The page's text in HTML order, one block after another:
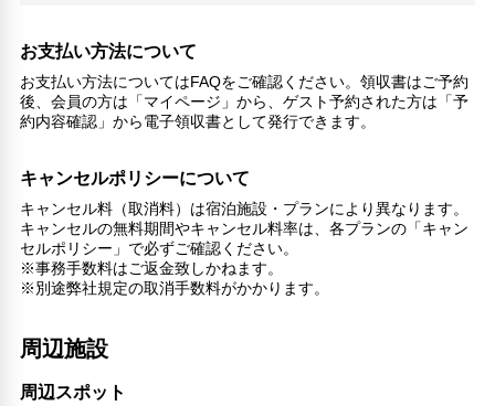
お支払い方法について
お支払い方法についてはFAQをご確認ください。領収書はご予約
後、会員の方は「マイページ」から、ゲスト予約された方は「予
約内容確認」から電子領収書として発行できます。
キャンセルポリシーについて
キャンセル料（取消料）は宿泊施設・プランにより異なります。
キャンセルの無料期間やキャンセル料率は、各プランの「キャン
セルポリシー」で必ずご確認ください。
※事務手数料はご返金致しかねます。
※別途弊社規定の取消手数料がかかります。
周辺施設
周辺スポット